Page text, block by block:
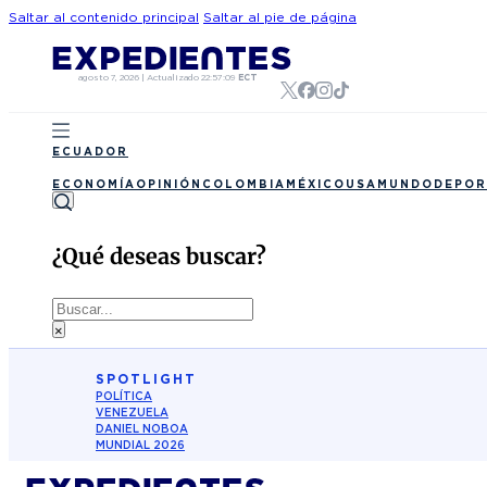
Saltar al contenido principal Saltar al pie de página
agosto 7, 2026 | Actualizado 22:57:09 ECT
ECUADOR
ECONOMÍA OPINIÓN COLOMBIA MÉXICO USA MUNDO
¿Qué deseas buscar?
Buscar
×
SPOTLIGHT
POLÍTICA
VENEZUELA
DANIEL NOBOA
MUNDIAL 2026